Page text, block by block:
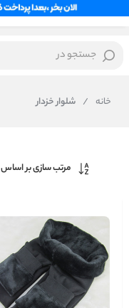
جستجو در
خانه / شلوار خزدار
مرتب سازی بر اساس